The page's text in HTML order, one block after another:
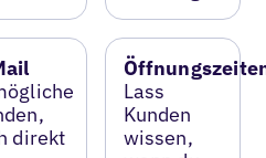
direkt
Lass
Kunden
wissen,